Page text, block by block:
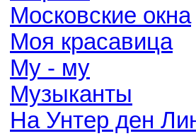
Московские окна
Моя красавица
Му - му
Музыканты
На Унтер ден